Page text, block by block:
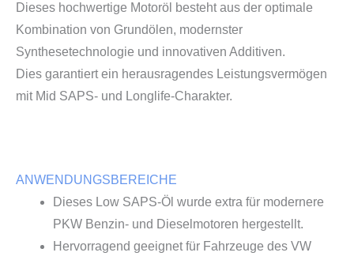
Dieses hochwertige Motoröl besteht aus der optimale
Kombination von Grundölen, modernster
Synthesetechnologie und innovativen Additiven.
Dies garantiert ein herausragendes Leistungsvermögen
mit Mid SAPS- und Longlife-Charakter.
ANWENDUNGSBEREICHE
Dieses Low SAPS-Öl wurde extra für modernere
PKW Benzin- und Dieselmotoren hergestellt.
Hervorragend geeignet für Fahrzeuge des VW